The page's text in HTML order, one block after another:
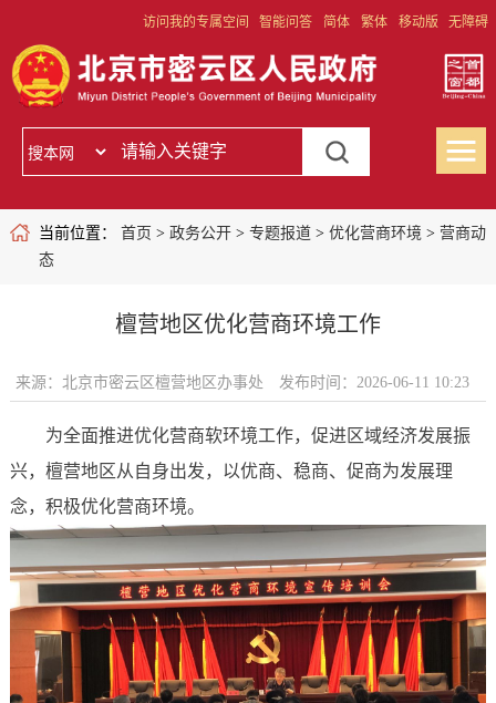
访问我的专属空间 智能问答 简体 繁体 移动版 无障碍
当前位置： 首页 > 政务公开> 专题报道> 优化营商环境 > 营商动
态
檀营地区优化营商环境工作
来源：北京市密云区檀营地区办事处 发布时间：2026-06-11 10:23
为全面推进优化营商软环境工作，促进区域经济发展振
兴，檀营地区从自身出发，以优商、稳商、促商为发展理
念，积极优化营商环境。